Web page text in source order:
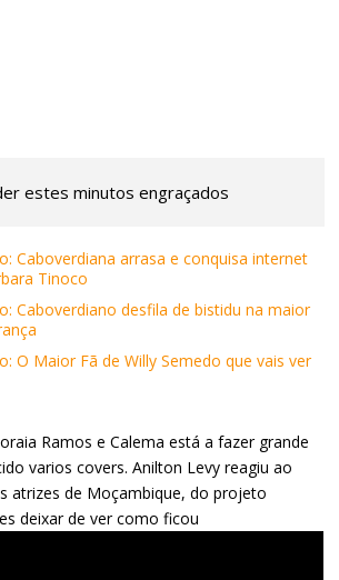
estes minutos engraçados
Caboverdiana arrasa e conquisa internet
Tinoco
Caboverdiano desfila de bistidu na maior
O Maior Fã de Willy Semedo que vais ver
Ramos e Calema está a fazer grande
varios covers. Anilton Levy reagiu ao
atrizes de Moçambique, do projeto
deixar de ver como ficou